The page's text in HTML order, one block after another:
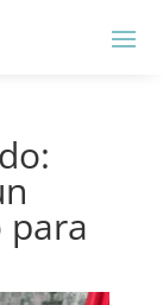
para